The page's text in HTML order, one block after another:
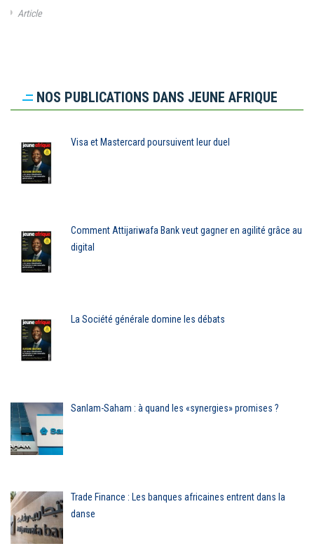
Article
NOS PUBLICATIONS DANS JEUNE AFRIQUE
Visa et Mastercard poursuivent leur duel
Comment Attijariwafa Bank veut gagner en agilité grâce au
digital
La Société générale domine les débats
Sanlam-Saham : à quand les «synergies» promises ?
Trade Finance : Les banques africaines entrent dans la
danse